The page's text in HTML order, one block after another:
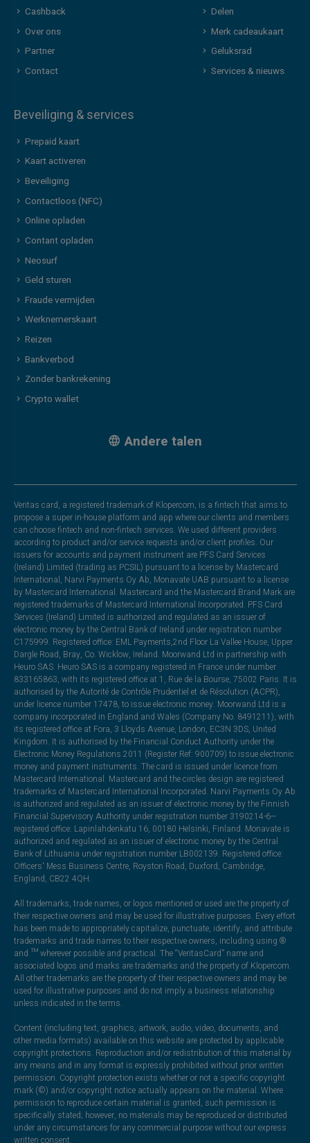
Cashback
Over ons
Partner
Contact
Delen
Merk cadeaukaart
Geluksrad
Services & nieuws
Beveiliging & services
Prepaid kaart
Kaart activeren
Beveiliging
Contactloos (NFC)
Online opladen
Contant opladen
Neosurf
Geld sturen
Fraude vermijden
Werknemerskaart
Reizen
Bankverbod
Zonder bankrekening
Crypto wallet
Andere talen
Veritas card, a registered trademark of Klopercom, is a fintech that aims to
propose a super in-house platform and app where our clients and members
can choose fintech and non-fintech services. We used different providers
according to product and/or service requests and/or client profiles. Our
issuers for accounts and payment instrument are PFS Card Services
(Ireland) Limited (trading as PCSIL) pursuant to a license by Mastercard
International, Narvi Payments Oy Ab, Monavate UAB pursuant to a license
by Mastercard International. Mastercard and the Mastercard Brand Mark are
registered trademarks of Mastercard International Incorporated. PFS Card
Services (Ireland) Limited is authorized and regulated as an issuer of
electronic money by the Central Bank of Ireland under registration number
C175999. Registered office: EML Payments,2nd Floor La Vallee House, Upper
Dargle Road, Bray, Co. Wicklow, Ireland. Moorwand Ltd in partnership with
Heuro SAS. Heuro SAS is a company registered in France under number
833165863, with its registered office at 1, Rue de la Bourse, 75002 Paris. It is
authorised by the Autorité de Contrôle Prudentiel et de Résolution (ACPR),
under licence number 17478, to issue electronic money. Moorwand Ltd is a
company incorporated in England and Wales (Company No. 8491211), with
its registered office at Fora, 3 Lloyds Avenue, London, EC3N 3DS, United
Kingdom. It is authorised by the Financial Conduct Authority under the
Electronic Money Regulations 2011 (Register Ref: 900709) to issue electronic
money and payment instruments. The card is issued under licence from
Mastercard International. Mastercard and the circles design are registered
trademarks of Mastercard International Incorporated. Narvi Payments Oy Ab
is authorized and regulated as an issuer of electronic money by the Finnish
Financial Supervisory Authority under registration number 3190214-6—
registered office: Lapinlahdenkatu 16, 00180 Helsinki, Finland. Monavate is
authorized and regulated as an issuer of electronic money by the Central
Bank of Lithuania under registration number LB002139. Registered office:
Officers' Mess Business Centre, Royston Road, Duxford, Cambridge,
England, CB22 4QH.
All trademarks, trade names, or logos mentioned or used are the property of
their respective owners and may be used for illustrative purposes. Every effort
has been made to appropriately capitalize, punctuate, identify, and attribute
trademarks and trade names to their respective owners, including using ®
and ™ wherever possible and practical. The “VeritasCard” name and
associated logos and marks are trademarks and the property of Klopercom.
All other trademarks are the property of their respective owners and may be
used for illustrative purposes and do not imply a business relationship
unless indicated in the terms.
Content (including text, graphics, artwork, audio, video, documents, and
other media formats) available on this website are protected by applicable
copyright protections. Reproduction and/or redistribution of this material by
any means and in any format is expressly prohibited without prior written
permission. Copyright protection exists whether or not a specific copyright
mark (©) and/or copyright notice actually appears on the material. Where
permission to reproduce certain material is granted, such permission is
specifically stated; however, no materials may be reproduced or distributed
under any circumstances for any commercial purpose without our express
written consent.